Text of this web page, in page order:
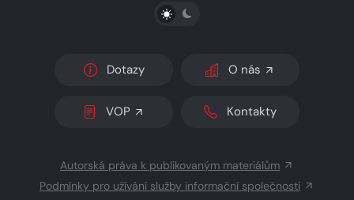
PŘEPNOUT SVĚTLÝ/TMAVÝ REŽIM
Dotazy O nás
VOP Kontakty
Autorská práva k publikovaným materiálům
Podmínky pro užívání služby informační společnosti